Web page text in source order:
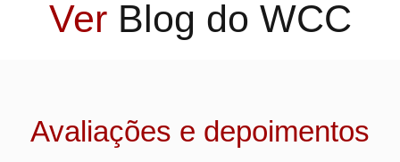
Ver Blog do WCC
Avaliações e depoimentos